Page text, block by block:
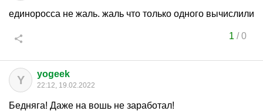
единоросса не жаль. жаль что только одного вычислили
1 /0
Y yogeek
22:12, 19.02.2022
Бедняга! Даже на вошь не заработал!